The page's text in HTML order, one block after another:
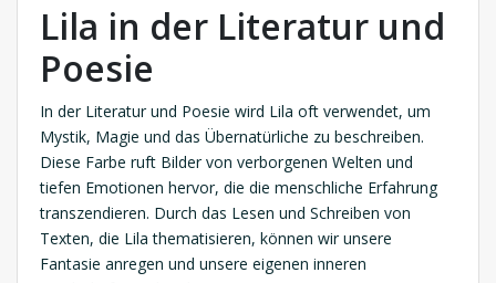
Lila in der Literatur und
Poesie
In der Literatur und Poesie wird Lila oft verwendet, um
Mystik, Magie und das Übernatürliche zu beschreiben.
Diese Farbe ruft Bilder von verborgenen Welten und
tiefen Emotionen hervor, die die menschliche Erfahrung
transzendieren. Durch das Lesen und Schreiben von
Texten, die Lila thematisieren, können wir unsere
Fantasie anregen und unsere eigenen inneren